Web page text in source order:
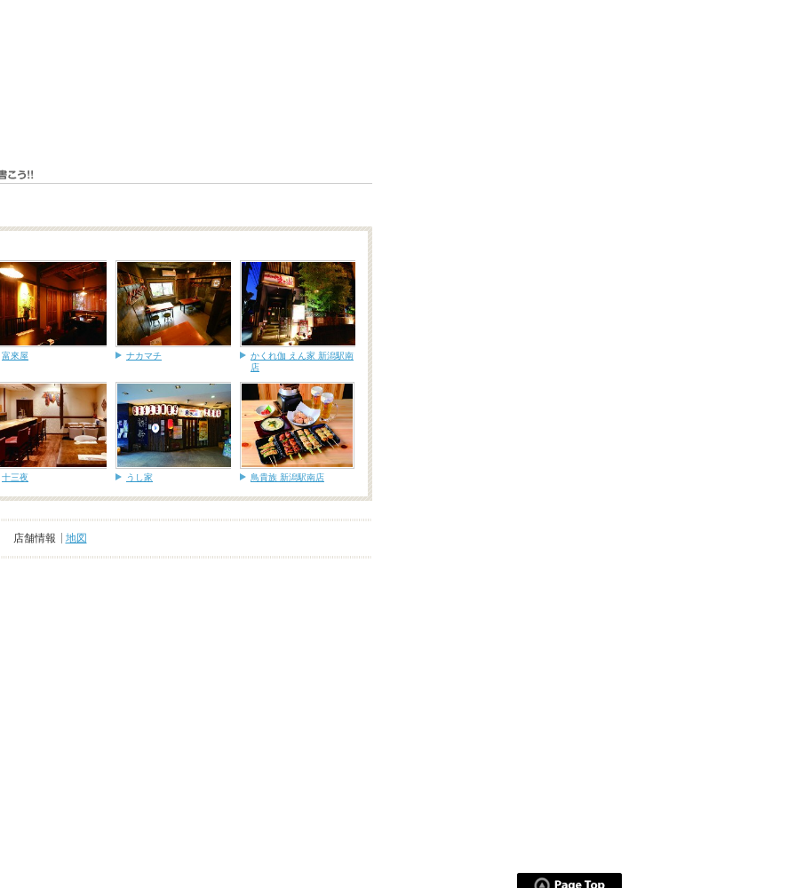
富來屋 ナカマチ
かくれ伽 えん家 新潟駅南
店
十三夜 うし家 鳥貴族 新潟駅南店
店舗情報 地図